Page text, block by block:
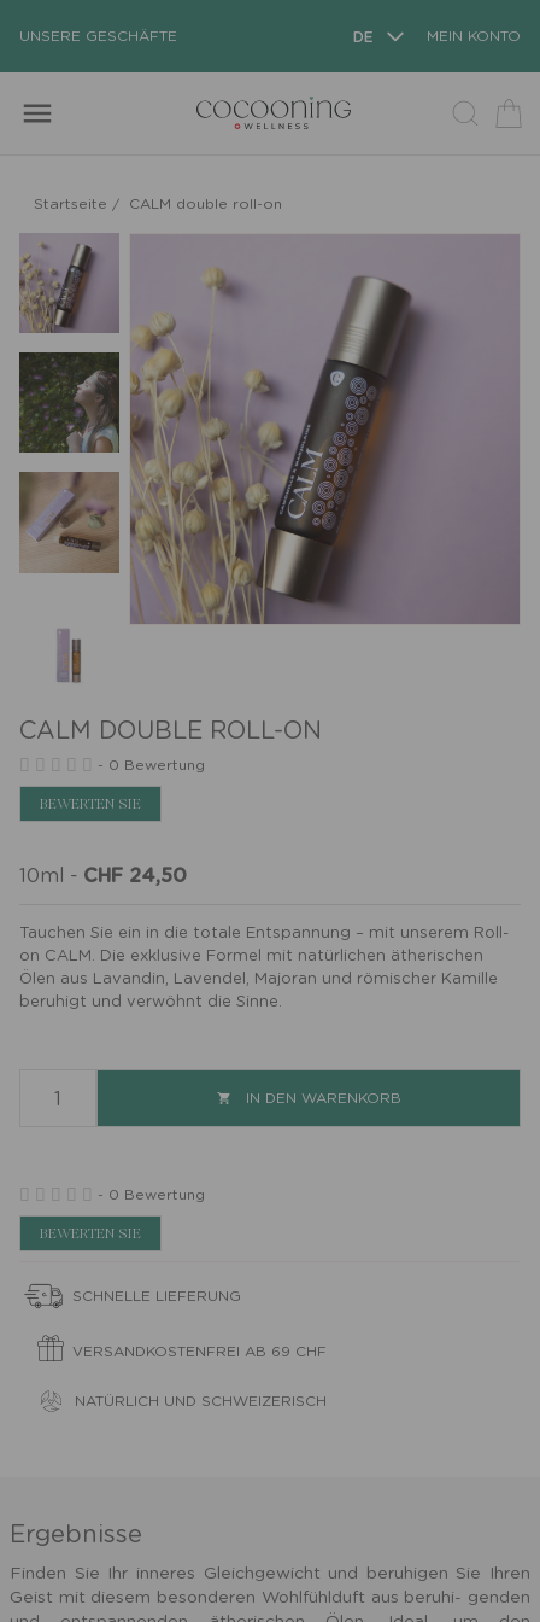
UNSERE GESCHÄFTE DE MEIN KONTO
menu
Startseite / CALM double roll-on
CALM DOUBLE ROLL-ON
- 0 Bewertung
BEWERTEN SIE
10ml - CHF 24,50
Tauchen Sie ein in die totale Entspannung – mit unserem Roll-
on CALM. Die exklusive Formel mit natürlichen ätherischen
Ölen aus Lavandin, Lavendel, Majoran und römischer Kamille
beruhigt und verwöhnt die Sinne.
 IN DEN WARENKORB
- 0 Bewertung
BEWERTEN SIE
SCHNELLE LIEFERUNG
VERSANDKOSTENFREI AB 69 CHF
NATÜRLICH UND SCHWEIZERISCH
Ergebnisse
Finden Sie Ihr inneres Gleichgewicht und beruhigen Sie Ihren
Geist mit diesem besonderen Wohlfühlduft aus beruhi- genden